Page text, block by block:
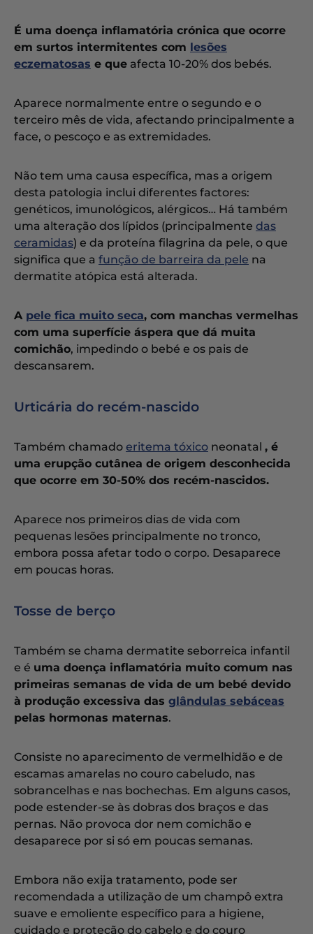
É uma doença inflamatória crónica que ocorre
em surtos intermitentes com lesões
eczematosas e que afecta 10-20% dos bebés.
Aparece normalmente entre o segundo e o
terceiro mês de vida, afectando principalmente a
face, o pescoço e as extremidades.
Não tem uma causa específica, mas a origem
desta patologia inclui diferentes factores:
genéticos, imunológicos, alérgicos… Há também
uma alteração dos lípidos (principalmente das
ceramidas) e da proteína filagrina da pele, o que
significa que a função de barreira da pele na
dermatite atópica está alterada.
A pele fica muito seca, com manchas vermelhas
com uma superfície áspera que dá muita
comichão, impedindo o bebé e os pais de
descansarem.
Urticária do recém-nascido
Também chamado eritema tóxico neonatal , é
uma erupção cutânea de origem desconhecida
que ocorre em 30-50% dos recém-nascidos.
Aparece nos primeiros dias de vida com
pequenas lesões principalmente no tronco,
embora possa afetar todo o corpo. Desaparece
em poucas horas.
Tosse de berço
Também se chama dermatite seborreica infantil
e é uma doença inflamatória muito comum nas
primeiras semanas de vida de um bebé devido
à produção excessiva das glândulas sebáceas
pelas hormonas maternas.
Consiste no aparecimento de vermelhidão e de
escamas amarelas no couro cabeludo, nas
sobrancelhas e nas bochechas. Em alguns casos,
pode estender-se às dobras dos braços e das
pernas. Não provoca dor nem comichão e
desaparece por si só em poucas semanas.
Embora não exija tratamento, pode ser
recomendada a utilização de um champô extra
suave e emoliente específico para a higiene,
cuidado e proteção do cabelo e do couro